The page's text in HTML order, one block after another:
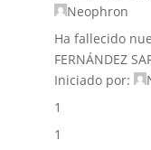
Neophron
Ha fallecido
FERNÁNDEZ
Iniciado por:
1
1